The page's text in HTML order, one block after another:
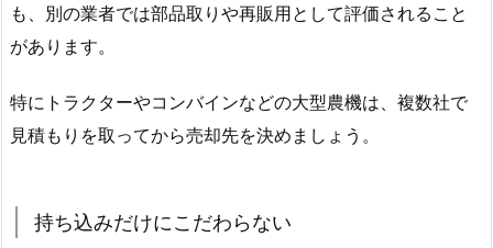
も、別の業者では部品取りや再販用として評価されること
があります。
特にトラクターやコンバインなどの大型農機は、複数社で
見積もりを取ってから売却先を決めましょう。
持ち込みだけにこだわらない